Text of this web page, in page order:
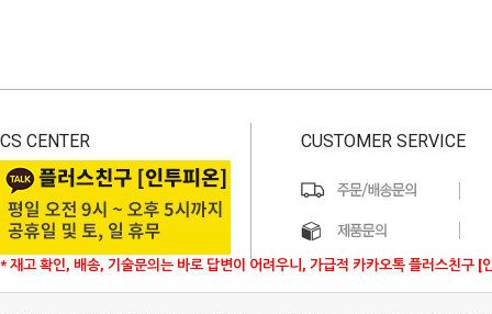
CS CENTER
* 재고 확인, 배송, 기술문의는 바로 답변이 어려우니, 가급적 카카오톡 플러스친구 [
CUSTOMER SERVICE